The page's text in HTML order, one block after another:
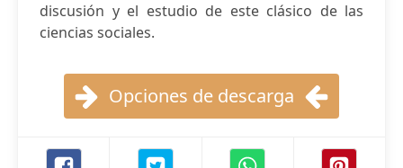
discusión y el estudio de este clásico de las
ciencias sociales.
Opciones de descarga